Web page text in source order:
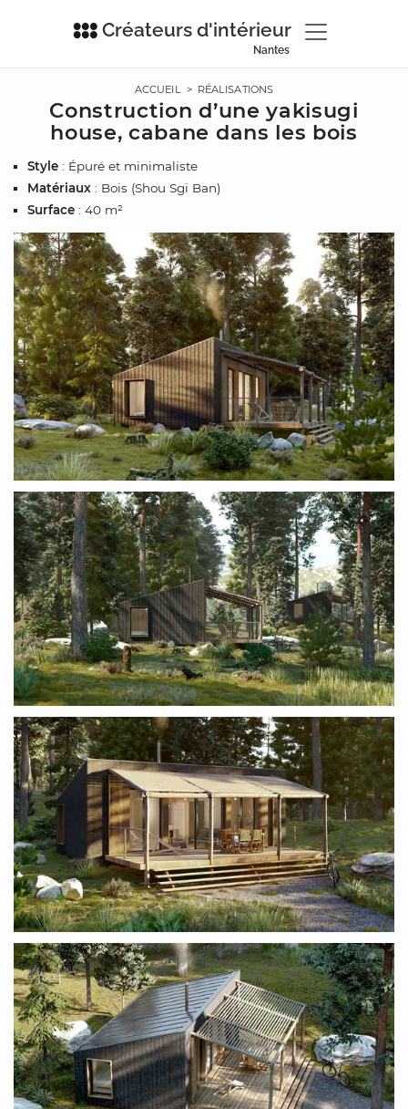
Créateurs d'intérieur
Nantes
ACCUEIL> RÉALISATIONS
Construction d’une yakisugi
house, cabane dans les bois
Style : Épuré et minimaliste
Matériaux : Bois (Shou Sgi Ban)
Surface : 40 m²